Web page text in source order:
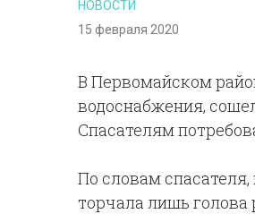
НОВОСТИ
15 февраля 2020
В Первомайском
водоснабжения,
Спасателям
По словам
торчала лишь голова